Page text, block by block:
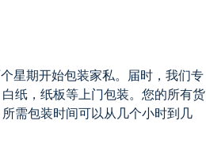
星期开始包装家私。届时，我们专
纸，纸板等上门包装。您的所有货
需包装时间可以从几个小时到几